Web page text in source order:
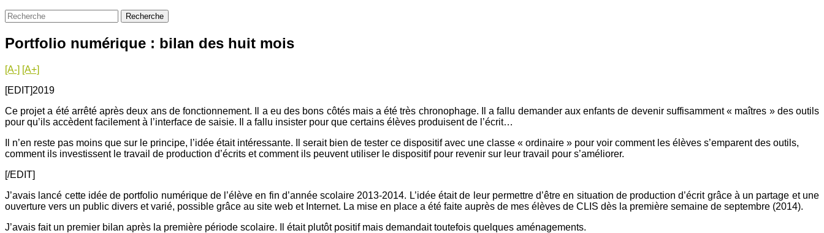
Portfolio numérique : bilan des huit mois
[A-] [A+]
[EDIT]2019
Ce projet a été arrêté après deux ans de fonctionnement. Il a eu des bons côtés mais a été très chronophage. Il a fallu demander aux enfants de devenir suffisamment « maîtres » des outils
pour qu’ils accèdent facilement à l’interface de saisie. Il a fallu insister pour que certains élèves produisent de l’écrit…
Il n’en reste pas moins que sur le principe, l’idée était intéressante. Il serait bien de tester ce dispositif avec une classe « ordinaire » pour voir comment les élèves s’emparent des outils,
comment ils investissent le travail de production d’écrits et comment ils peuvent utiliser le dispositif pour revenir sur leur travail pour s’améliorer.
[/EDIT]
J’avais lancé cette idée de portfolio numérique de l’élève en fin d’année scolaire 2013-2014. L’idée était de leur permettre d’être en situation de production d’écrit grâce à un partage et une
ouverture vers un public divers et varié, possible grâce au site web et Internet. La mise en place a été faite auprès de mes élèves de CLIS dès la première semaine de septembre (2014).
J’avais fait un premier bilan après la première période scolaire. Il était plutôt positif mais demandait toutefois quelques aménagements.